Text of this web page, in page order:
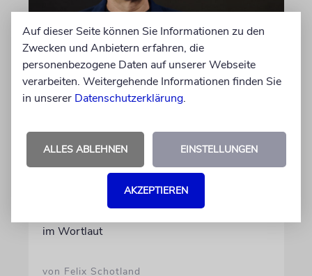
MEINUNG
Wie Georg Restle die
Glaubwürdigkeit des ÖRR
Nach dem X-Post des Journalisten hat sich
Felix Schotland, Vorstand der Synagogen-
Gemeinde Köln, an WDR-
Programmdirektorin Andrea Schafarczyk
im Wortlaut
von Felix Schotland
Auf dieser Seite können Sie Informationen zu den
Zwecken und Anbietern erfahren, die
personenbezogene Daten auf unserer Webseite
verarbeiten. Weitergehende Informationen finden Sie
in unserer Datenschutzerklärung.
ALLES ABLEHNEN EINSTELLUNGEN
AKZEPTIEREN